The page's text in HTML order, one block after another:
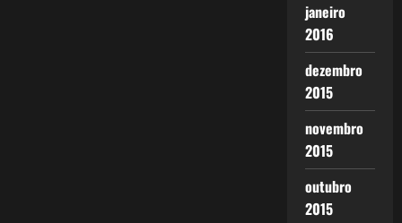
janeiro
2016
dezembro
2015
novembro
2015
outubro
2015